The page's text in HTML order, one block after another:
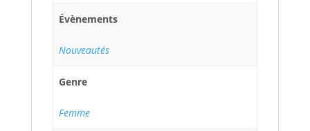
Évènements
Nouveautés
Genre
Femme